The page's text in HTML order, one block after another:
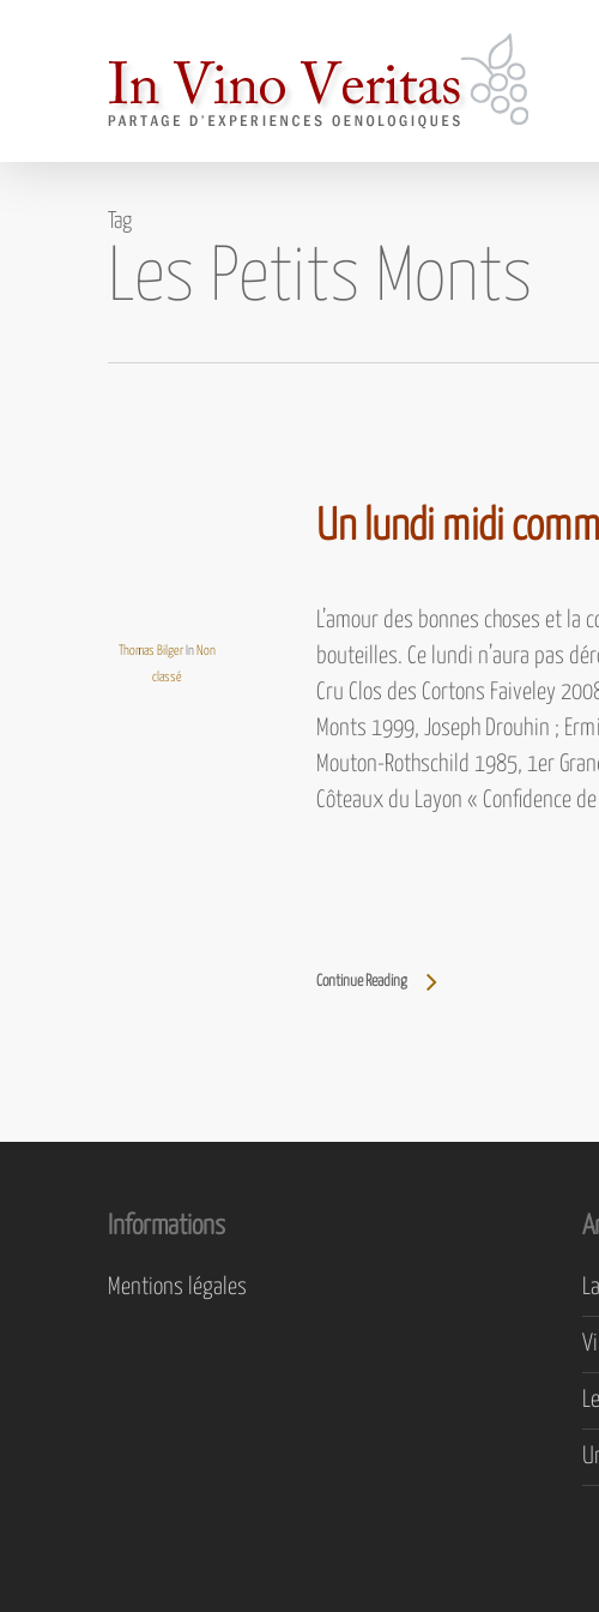
Tag
Les Petits Monts
Thomas Bilger In Non
classé
Un lundi midi
L’amour des bonnes choses et
bouteilles. Ce lundi n’aura pas
Cru Clos des Cortons Faiveley
Monts 1999, Joseph Drouhin ;
Mouton-Rothschild 1985, 1er
Côteaux du Layon « Confidence
Continue Reading
Informations
Mentions légales